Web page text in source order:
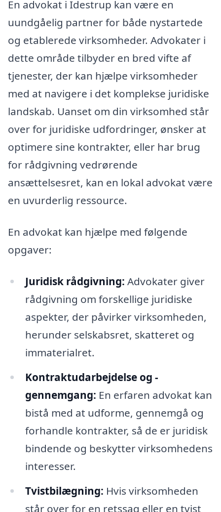
En advokat i Idestrup kan være en
uundgåelig partner for både nystartede
og etablerede virksomheder. Advokater i
dette område tilbyder en bred vifte af
tjenester, der kan hjælpe virksomheder
med at navigere i det komplekse juridiske
landskab. Uanset om din virksomhed står
over for juridiske udfordringer, ønsker at
optimere sine kontrakter, eller har brug
for rådgivning vedrørende
ansættelsesret, kan en lokal advokat være
en uvurderlig ressource.
En advokat kan hjælpe med følgende
opgaver:
Juridisk rådgivning: Advokater giver
rådgivning om forskellige juridiske
aspekter, der påvirker virksomheden,
herunder selskabsret, skatteret og
immaterialret.
Kontraktudarbejdelse og -
gennemgang: En erfaren advokat kan
bistå med at udforme, gennemgå og
forhandle kontrakter, så de er juridisk
bindende og beskytter virksomhedens
interesser.
Tvistbilægning: Hvis virksomheden
står over for en retssag eller en tvist